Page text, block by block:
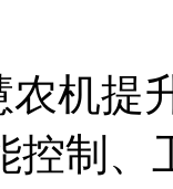
农机
控制、